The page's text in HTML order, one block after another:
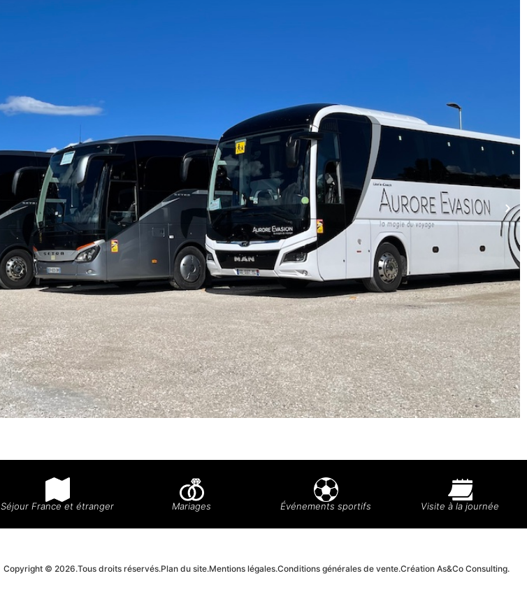
Séjour France et étranger Mariages Événements sportifs Visite à la journée
Copyright © 2026.Tous droits réservés.Plan du site.Mentions légales.Conditions générales de vente.Création As&Co Consulting.